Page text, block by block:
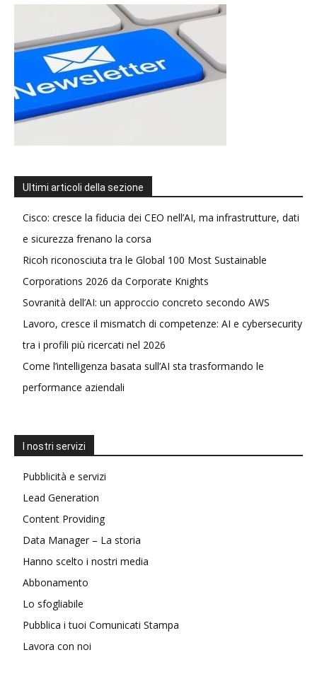
Ultimi articoli della sezione
Cisco: cresce la fiducia dei CEO nell’AI, ma infrastrutture, dati
e sicurezza frenano la corsa
Ricoh riconosciuta tra le Global 100 Most Sustainable
Corporations 2026 da Corporate Knights
Sovranità dell’AI: un approccio concreto secondo AWS
Lavoro, cresce il mismatch di competenze: AI e cybersecurity
tra i profili più ricercati nel 2026
Come l’intelligenza basata sull’AI sta trasformando le
performance aziendali
I nostri servizi
Pubblicità e servizi
Lead Generation
Content Providing
Data Manager – La storia
Hanno scelto i nostri media
Abbonamento
Lo sfogliabile
Pubblica i tuoi Comunicati Stampa
Lavora con noi